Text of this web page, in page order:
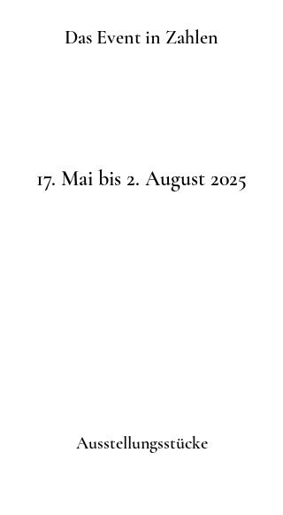
Das Event in Zahlen
17. Mai bis 2. August 2025
Ausstellungsstücke